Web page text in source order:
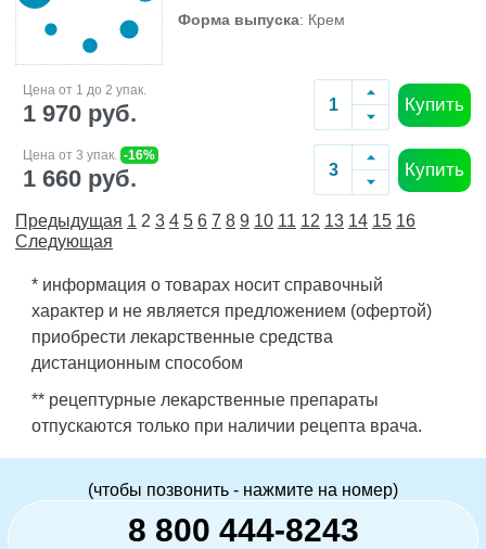
Форма выпуска: Крем
Цена от 1 до 2 упак.
1 970 руб. Купить
Цена от 3 упак. -16%
1 660 руб. Купить
Предыдущая 1 2 3 4 5 6 7 8 9 10 11 12 13 14 15 16
Следующая
* информация о товарах носит справочный
характер и не является предложением (офертой)
приобрести лекарственные средства
дистанционным способом
** рецептурные лекарственные препараты
отпускаются только при наличии рецепта врача.
(чтобы позвонить - нажмите на номер)
8 800 444-8243